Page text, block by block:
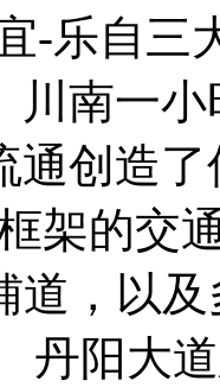
-乐自三
川南一
通创造
架的交
道，以
丹阳大